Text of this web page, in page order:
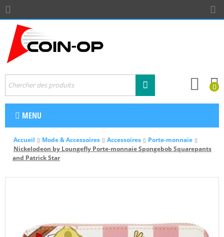
0
MENU
Accueil Mode & Accessoires Accessoires
Porte-monnaie
Nickelodeon by Loungefly Porte-monnaie Spongebob Squarepants
and Patrick Star